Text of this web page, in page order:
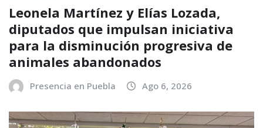
Leonela Martínez y Elías Lozada,
diputados que impulsan iniciativa
para la disminución progresiva de
animales abandonados
Presencia en Puebla Ago 6, 2026